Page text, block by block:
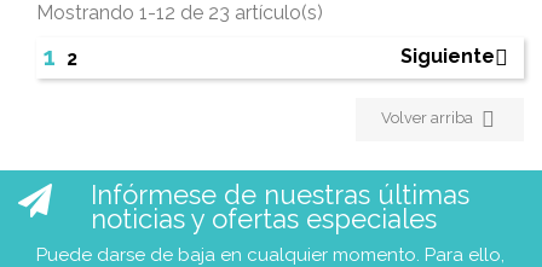
Mostrando 1-12 de 23 artículo(s)
1 2 Siguiente
Volver arriba 
Infórmese de nuestras últimas
noticias y ofertas especiales
Puede darse de baja en cualquier momento. Para ello,